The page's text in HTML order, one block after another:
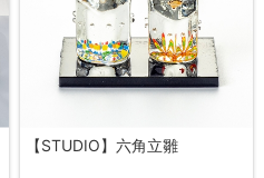
【STUDIO】六角立雛